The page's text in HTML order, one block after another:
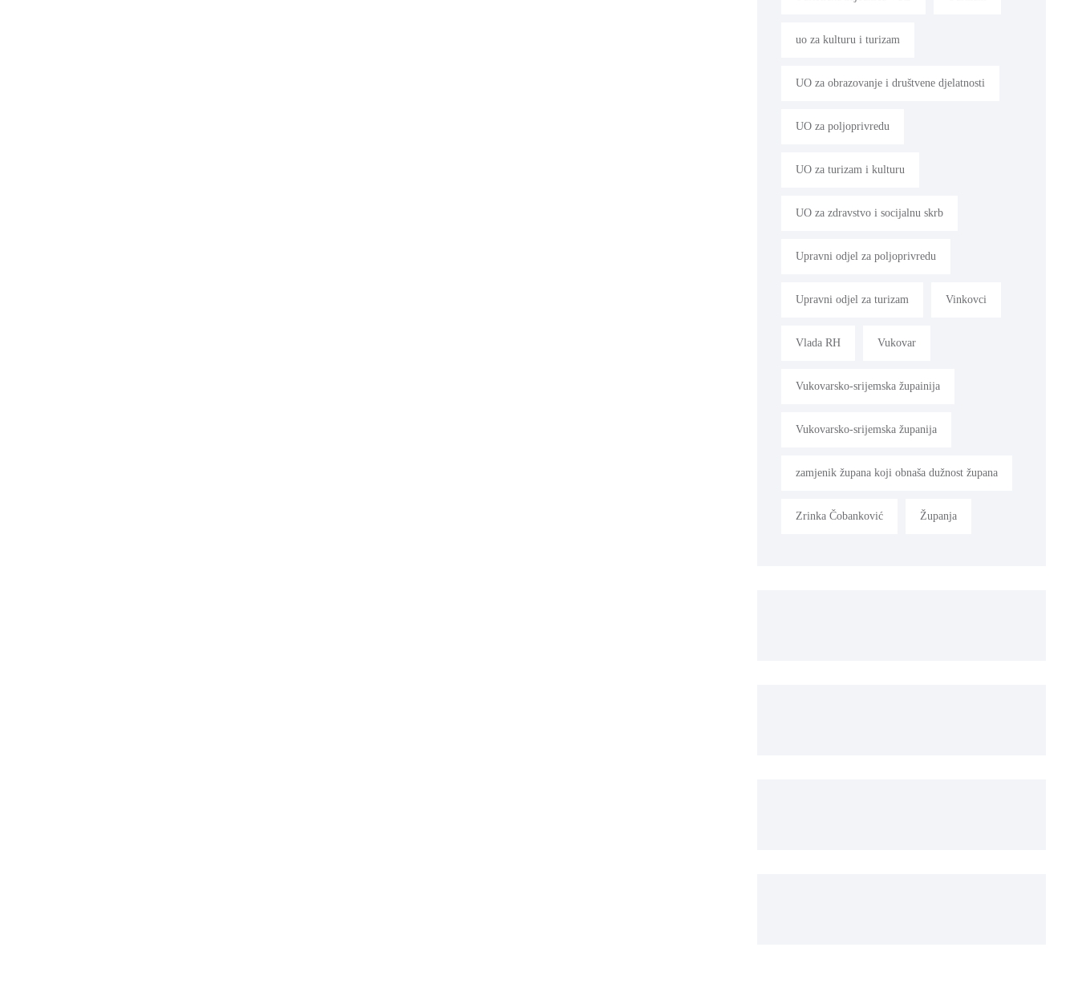
uo za kulturu i turizam
UO za obrazovanje i društvene djelatnosti
UO za poljoprivredu
UO za turizam i kulturu
UO za zdravstvo i socijalnu skrb
Upravni odjel za poljoprivredu
Upravni odjel za turizam Vinkovci
Vlada RH Vukovar
Vukovarsko-srijemska župainija
Vukovarsko-srijemska županija
zamjenik župana koji obnaša dužnost župana
Zrinka Čobanković Županja